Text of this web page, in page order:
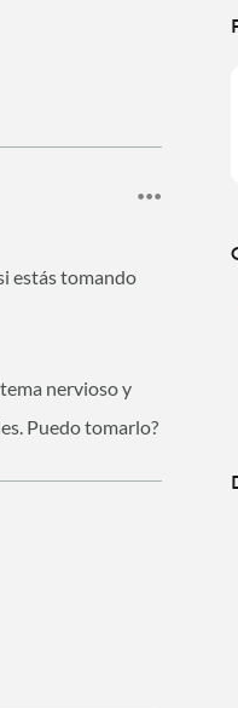
estás tomando
nervioso y
Puedo tomarlo?